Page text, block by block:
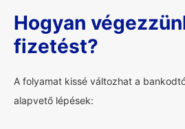
Hogyan
fizetést?
A folyamat kissé változhat a
alapvető lépések: